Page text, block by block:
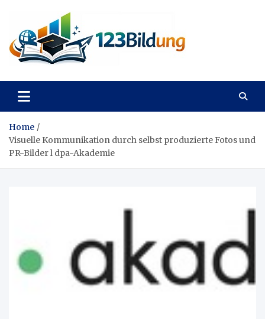
content
123Bildung
Home
Visuelle Kommunikation durch selbst produzierte Fotos und
PR-Bilder l dpa-Akademie